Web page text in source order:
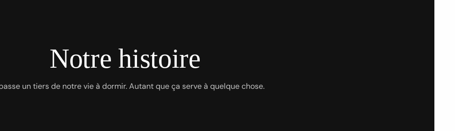
Notre histoire
un tiers de notre vie à dormir. Autant que ça serve à quelque chose.